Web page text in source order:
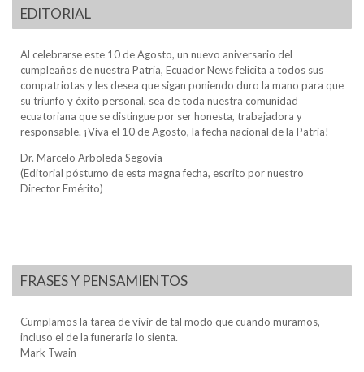
EDITORIAL
Al celebrarse este 10 de Agosto, un nuevo aniversario del
cumpleaños de nuestra Patria, Ecuador News felicita a todos sus
compatriotas y les desea que sigan poniendo duro la mano para que
su triunfo y éxito personal, sea de toda nuestra comunidad
ecuatoriana que se distingue por ser honesta, trabajadora y
responsable. ¡Viva el 10 de Agosto, la fecha nacional de la Patria!
Dr. Marcelo Arboleda Segovia
(Editorial póstumo de esta magna fecha, escrito por nuestro
Director Emérito)
FRASES Y PENSAMIENTOS
Cumplamos la tarea de vivir de tal modo que cuando muramos,
incluso el de la funeraria lo sienta.
Mark Twain